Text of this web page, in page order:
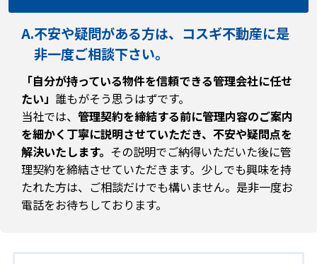
A.不安や疑問がある方は、コスギ不動産に是
非一度ご相談下さい。
「自分が持っている物件を信頼できる管理会社に任せ
たい」 誰もがそう思うはずです。
当社では、 管理契約を締結する前に管理内容のご案内
を細かく丁寧に説明させていただき、不安や疑問点を
解決いたします。 その説明でご納得いただいた後に管
理契約を締結させていただきます。少しでも興味を持
たれた方は、ご相談だけでも構いません。是非一度お
電話をお待ちしております。